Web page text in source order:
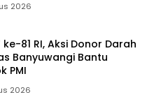
2026
ke-81 RI, Aksi Donor Darah
Banyuwangi Bantu
PMI
2026